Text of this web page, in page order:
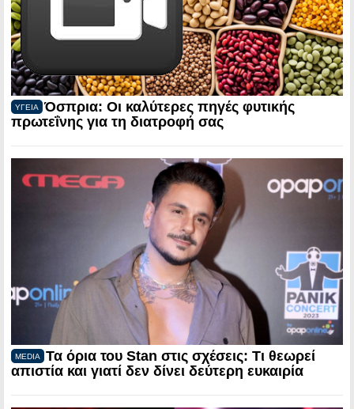
ΥΓΕΙΑ
Όσπρια: Οι καλύτερες πηγές φυτικής
πρωτεΐνης για τη διατροφή σας
MEDIA
Τα όρια του Stan στις σχέσεις: Τι θεωρεί
απιστία και γιατί δεν δίνει δεύτερη ευκαιρία